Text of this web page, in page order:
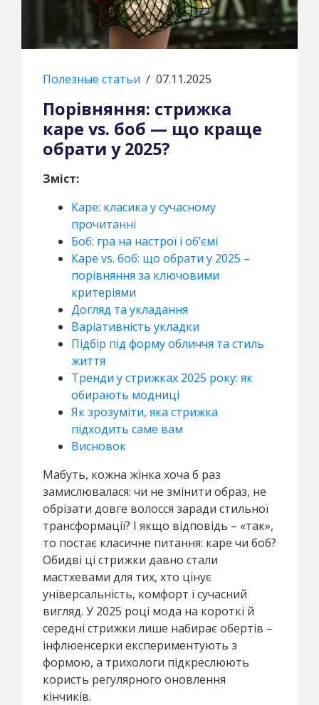
Полезные статьи / 07.11.2025
Порівняння: стрижка
каре vs. боб — що краще
обрати у 2025?
Зміст:
Каре: класика у сучасному
прочитанні
Боб: гра на настрої і об’ємі
Каре vs. боб: що обрати у 2025 –
порівняння за ключовими
критеріями
Догляд та укладання
Варіативність укладки
Підбір під форму обличчя та стиль
життя
Тренди у стрижках 2025 року: як
обирають модниці
Як зрозуміти, яка стрижка
підходить саме вам
Висновок
Мабуть, кожна жінка хоча б раз
замислювалася: чи не змінити образ, не
обрізати довге волосся заради стильної
трансформації? І якщо відповідь – «так»,
то постає класичне питання: каре чи боб?
Обидві ці стрижки давно стали
мастхевами для тих, хто цінує
універсальність, комфорт і сучасний
вигляд. У 2025 році мода на короткі й
середні стрижки лише набирає обертів –
інфлюенсерки експериментують з
формою, а трихологи підкреслюють
користь регулярного оновлення
кінчиків.